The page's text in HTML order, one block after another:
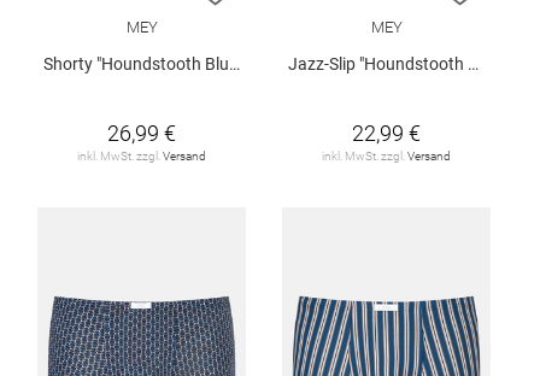
MEY
Shorty "Houndstooth Blue"
26,99 €
inkl. MwSt. zzgl.Versand
MEY
Jazz-Slip "Houndstooth Blue"
22,99 €
inkl. MwSt. zzgl.Versand